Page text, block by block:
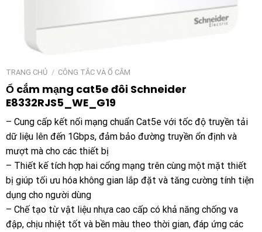
TRANG CHỦ / CÔNG TẮC VÀ Ổ CẮM
Ổ cắm mạng cat5e đôi Schneider
E8332RJS5_WE_G19
– Cung cấp kết nối mạng chuẩn Cat5e với tốc độ truyền tải
dữ liệu lên đến 1Gbps, đảm bảo đường truyền ổn định và
mượt mà cho các thiết bị
– Thiết kế tích hợp hai cổng mạng trên cùng một mặt thiết
bị giúp tối ưu hóa không gian lắp đặt và tăng cường tính tiện
dụng cho người dùng
– Chế tạo từ vật liệu nhựa cao cấp có khả năng chống va
đập, chịu nhiệt tốt và bền màu theo thời gian, đáp ứng các